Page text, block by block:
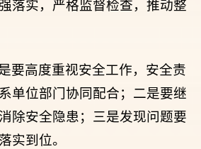
落实，严格监督检查，推动整
要高度重视安全工作，安全责
单位部门协同配合；二是要继
除安全隐患；三是发现问题要
实到位。